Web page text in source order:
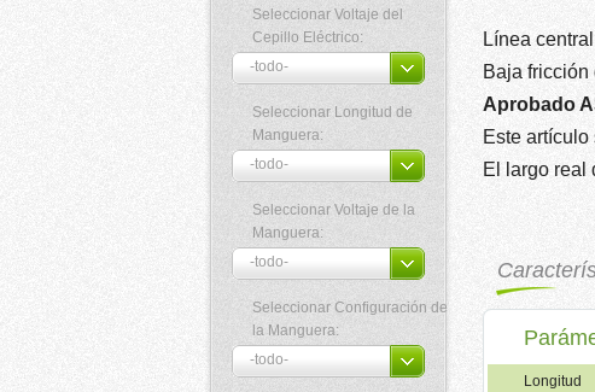
Seleccionar Voltaje del
Cepillo Eléctrico:
Seleccionar Longitud de
Manguera:
Seleccionar Voltaje de la
Manguera:
Seleccionar Configuración de
la Manguera:
Línea
Baja fricción
Aprobado
Este
El largo real
Longitud